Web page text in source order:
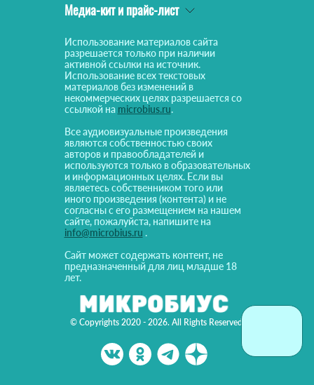
© Copyrights 2020 - 2026. All Rights Reserved!
Медиа-кит и прайс-лист
Использование материалов сайта
разрешается только при наличии
активной ссылки на источник.
Использование всех текстовых
материалов без изменений в
некоммерческих целях разрешается со
ссылкой на microbius.ru.
Все аудиовизуальные произведения
являются собственностью своих
авторов и правообладателей и
используются только в образовательных
и информационных целях. Если вы
являетесь собственником того или
иного произведения (контента) и не
согласны с его размещением на нашем
сайте, пожалуйста, напишите на
info@microbius.ru .
Сайт может содержать контент, не
предназначенный для лиц младше 18
лет.